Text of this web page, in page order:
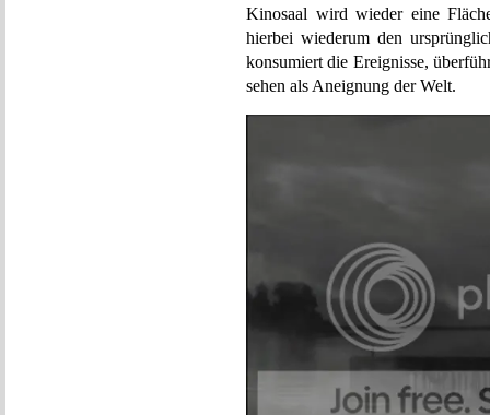
Kinosaal wird wieder eine
hierbei wiederum den
konsumiert die Ereignisse,
sehen als Aneignung der Welt.